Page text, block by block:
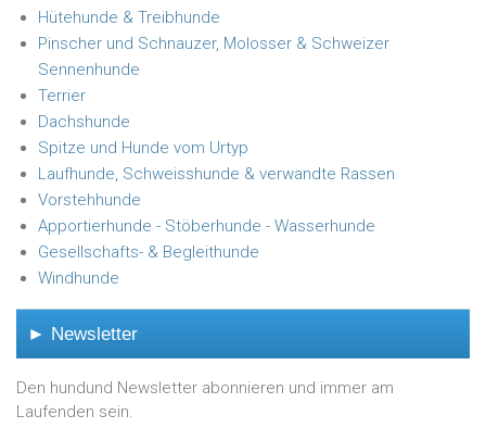
Hütehunde & Treibhunde
Pinscher und Schnauzer, Molosser & Schweizer
Sennenhunde
Terrier
Dachshunde
Spitze und Hunde vom Urtyp
Laufhunde, Schweisshunde & verwandte Rassen
Vorstehhunde
Apportierhunde - Stöberhunde - Wasserhunde
Gesellschafts- & Begleithunde
Windhunde
► Newsletter
Den hundund Newsletter abonnieren und immer am
Laufenden sein.